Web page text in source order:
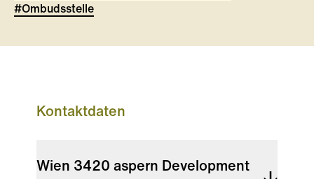
#Ombudsstelle
Kontaktdaten
Wien 3420 aspern Development